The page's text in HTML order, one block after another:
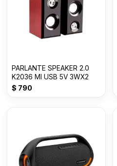
PARLANTE SPEAKER 2.0
K2036 MI USB 5V 3WX2
$ 790